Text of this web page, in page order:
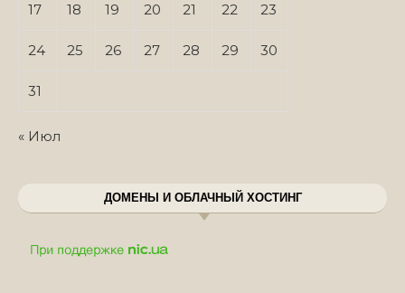
17 18 19 20 21 22 23
24 25 26 27 28 29 30
31
« Июл
ДОМЕНЫ И ОБЛАЧНЫЙ ХОСТИНГ